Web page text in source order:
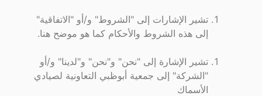
تشير الإشارات إلى "الشروط" و/أو "الاتفاقية"
إلى هذه الشروط والأحكام كما هو موضح هنا.
تشير الإشارة إلى "نحن" و"نحن" و"لدينا" و/أو
"الشركة" إلى جمعية أبوظبي التعاونية لصيادي
الأسماك